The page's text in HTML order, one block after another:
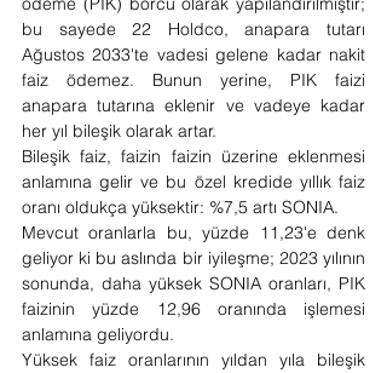
bu sayede 22 Holdco, anapara tutarı
Ağustos 2033'te vadesi gelene kadar nakit
faiz ödemez. Bunun yerine, PIK faizi
anapara tutarına eklenir ve vadeye kadar
her yıl bileşik olarak artar.
Bileşik faiz, faizin faizin üzerine eklenmesi
anlamına gelir ve bu özel kredide yıllık faiz
oranı oldukça yüksektir: %7,5 artı SONIA.
Mevcut oranlarla bu, yüzde 11,23'e denk
geliyor ki bu aslında bir iyileşme; 2023 yılının
sonunda, daha yüksek SONIA oranları, PIK
faizinin yüzde 12,96 oranında işlemesi
anlamına geliyordu.
Yüksek faiz oranlarının yıldan yıla bileşik